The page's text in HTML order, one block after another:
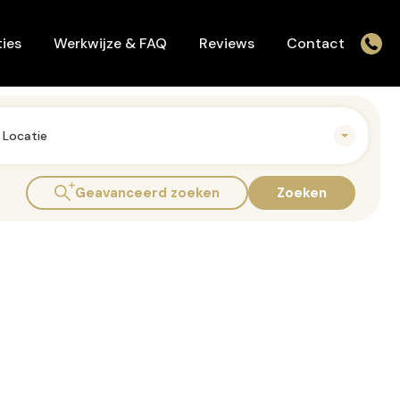
Werkwijze & FAQ Reviews Contact
Werkwijze & FAQ Reviews Contact
Locatie
Geavanceerd zoeken Zoeken